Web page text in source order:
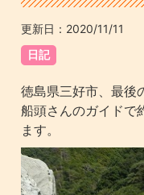
更新日： 2020/11/11
日記
徳島県三好市、最後
船頭さんのガイドで
ます。